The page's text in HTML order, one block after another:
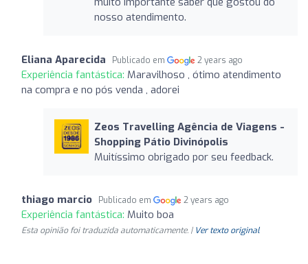
nosso atendimento.
Eliana Aparecida Publicado em 2 years ago
Experiência fantástica: Maravilhoso , ótimo atendimento
na compra e no pós venda , adorei
Zeos Travelling Agência de Viagens -
Shopping Pátio Divinópolis
Muitíssimo obrigado por seu feedback.
thiago marcio Publicado em 2 years ago
Experiência fantástica: Muito boa
Esta opinião foi traduzida automaticamente. | Ver texto original